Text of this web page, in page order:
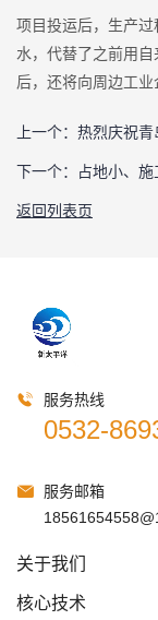
项目投运后，生产
水，代替了之前用
后，还将向周边工业
上一个： 热烈庆祝青岛
下一个： 占地小、施工
返回列表页
服务热线
0532-
服务邮箱
关于我们
核心技术